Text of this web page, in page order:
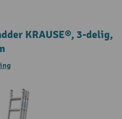
KRAUSE®, 3-delig,